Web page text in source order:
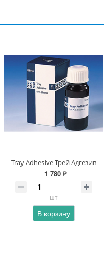
Tray Adhesive Трей Адгезив
1 780 ₽
шт
В корзину